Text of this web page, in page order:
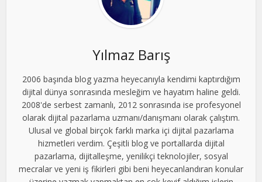
Yılmaz Barış
2006 başında blog yazma heyecanıyla kendimi kaptırdığım
dijital dünya sonrasında mesleğim ve hayatım haline geldi.
2008'de serbest zamanlı, 2012 sonrasında ise profesyonel
olarak dijital pazarlama uzmanı/danışmanı olarak çalıştım.
Ulusal ve global birçok farklı marka içi dijital pazarlama
hizmetleri verdim. Çeşitli blog ve portallarda dijital
pazarlama, dijitalleşme, yenilikçi teknolojiler, sosyal
mecralar ve yeni iş fikirleri gibi beni heyecanlandıran konular